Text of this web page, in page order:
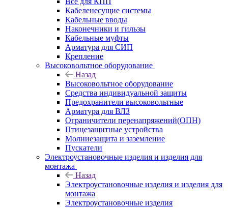
Кабеленесущие системы
Кабельные вводы
Наконечники и гильзы
Кабельные муфты
Арматура для СИП
Крепление
Высоковольтное оборудование
Назад
Высоковольтное оборудование
Средства индивидуальной защиты
Предохранители высоковольтные
Арматура для ВЛЗ
Ограничители перенапряжений(ОПН)
Птицезащитные устройства
Молниезащита и заземление
Пускатели
Электроустановочные изделия и изделия для
монтажа
Назад
Электроустановочные изделия и изделия для
монтажа
Электроустановочные изделия